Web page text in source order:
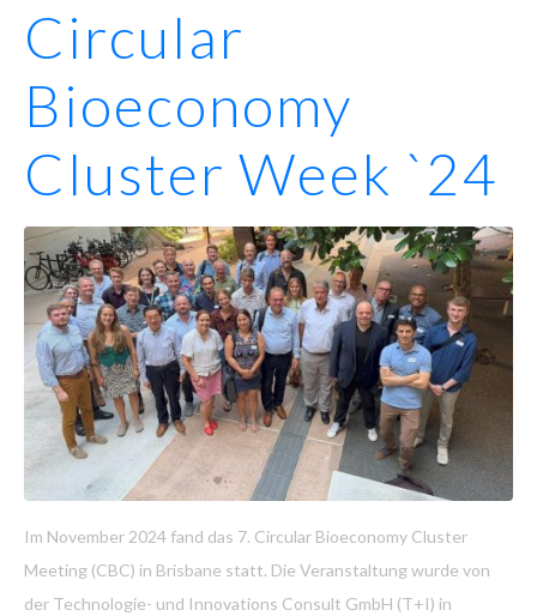
Circular
Bioeconomy
Cluster Week `24
Im November 2024 fand das 7. Circular Bioeconomy Cluster
Meeting (CBC) in Brisbane statt. Die Veranstaltung wurde von
der Technologie- und Innovations Consult GmbH (T+I) in